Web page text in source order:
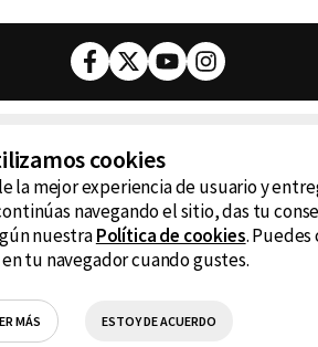
Facebook
TwitterYoutubeInstagram
cookies
la mejor experiencia de usuario y
navegando el sitio, das tu
nuestraPolítica de cookies. Puedes
tu navegador cuando gustes.
MÁS ESTOY DE ACUERDO